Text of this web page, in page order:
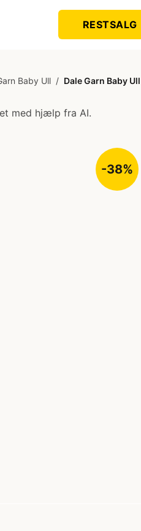
RESTSALG
Baby Ull / Dale Garn Baby
med hjælp fra AI.
-38%